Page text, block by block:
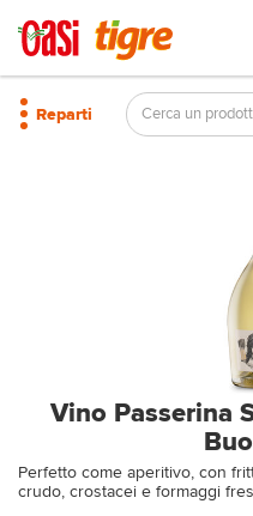
Reparti
Vino Passerina
Perfetto come aperitivo, con
crudo, crostacei e formaggi